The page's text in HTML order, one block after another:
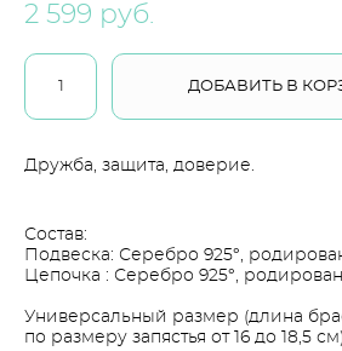
2 599 pуб.
ДОБАВИТЬ В
Дружба, защита, доверие.
Состав:
Подвеска: Серебро 925°,
Цепочка : Серебро 925°,
Универсальный размер (длина
по размеру запястья от 16 до 18,5